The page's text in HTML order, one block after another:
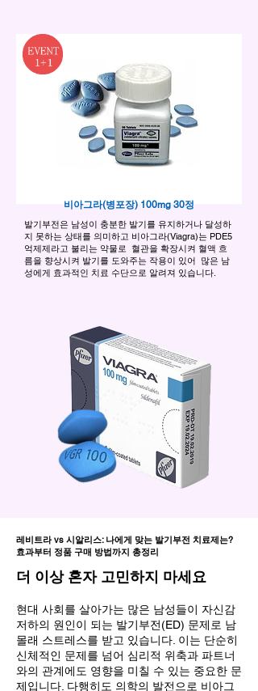
비아그라(병포장) 100mg 30정
발기부전은 남성이 충분한 발기를 유지하거나 달성하
지 못하는 상태를 의미하고 비아그라(Viagra)는 PDE5
억제제라고 불리는 약물로 혈관을 확장시켜 혈액 흐
름을 향상시켜 발기를 도와주는 작용이 있어 많은 남
성에게 효과적인 치료 수단으로 알려져 있습니다.
레비트라 vs 시알리스: 나에게 맞는 발기부전 치료제는?
효과부터 정품 구매 방법까지 총정리
더 이상 혼자 고민하지 마세요
현대 사회를 살아가는 많은 남성들이 자신감
저하의 원인이 되는 발기부전(ED) 문제로 남
몰래 스트레스를 받고 있습니다. 이는 단순히
신체적인 문제를 넘어 심리적 위축과 파트너
와의 관계에도 영향을 미칠 수 있는 중요한 문
제입니다. 다행히도 의학의 발전으로 비아그